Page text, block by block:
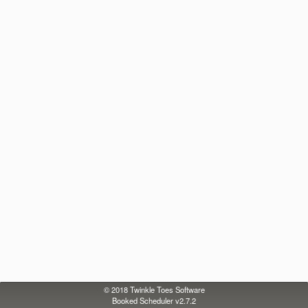
© 2018Twinkle Toes Software
Booked Scheduler v2.7.2